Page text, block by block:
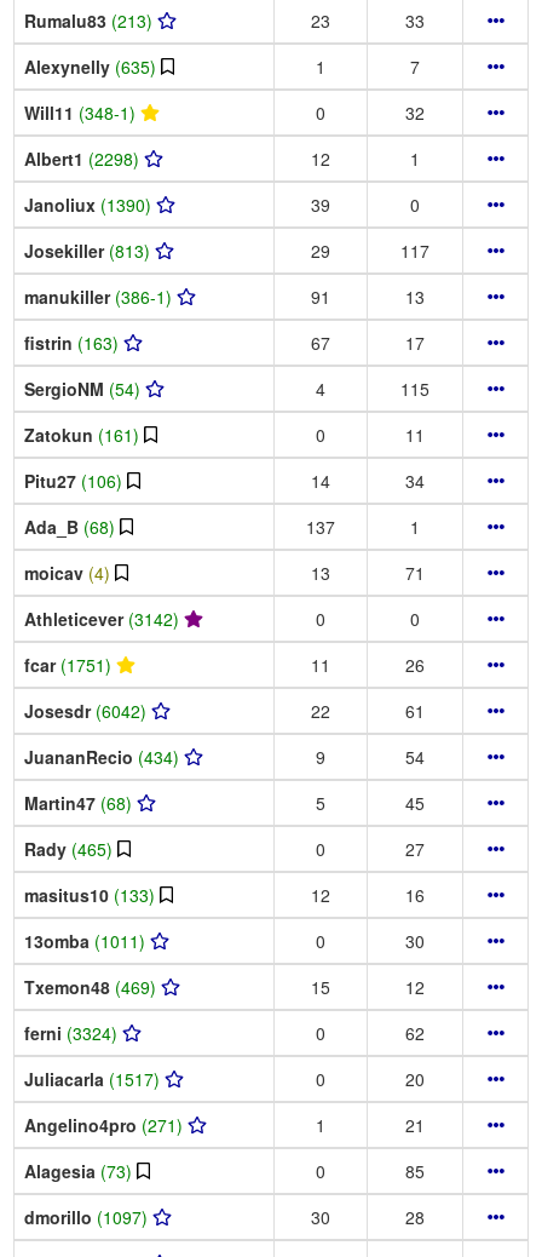
Rumalu83 (213) 23
33
Alexynelly (635) 1
7
Will11 (348-1) 0
32
Albert1 (2298) 12
1
Janoliux (1390) 39
0
Josekiller (813) 29
117
manukiller (386-1) 91
13
fistrin (163) 67
17
SergioNM (54) 4
115
Zatokun (161) 0
11
Pitu27 (106) 14
34
Ada_B (68) 137
1
moicav (4) 13
71
Athleticever (3142) 0
0
fcar (1751) 11
26
Josesdr (6042) 22
61
JuananRecio (434) 9
54
Martin47 (68) 5
45
Rady (465) 0
27
masitus10 (133) 12
16
13omba (1011) 0
30
Txemon48 (469) 15
12
ferni (3324) 0
62
Juliacarla (1517) 0
20
Angelino4pro (271) 1
21
Alagesia (73) 0
85
dmorillo (1097) 30
28